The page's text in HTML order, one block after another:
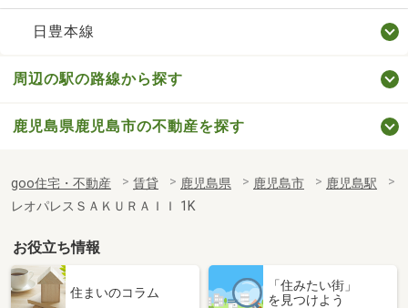
日豊本線
周辺の駅の路線から探す
鹿児島県鹿児島市の不動産を探す
goo住宅・不動産 賃貸 鹿児島県 鹿児島市
鹿児島駅
レオパレスＳＡＫＵＲＡＩＩ 1K
お役立ち情報
住まいのコラム
「住みたい街」
を見つけよう